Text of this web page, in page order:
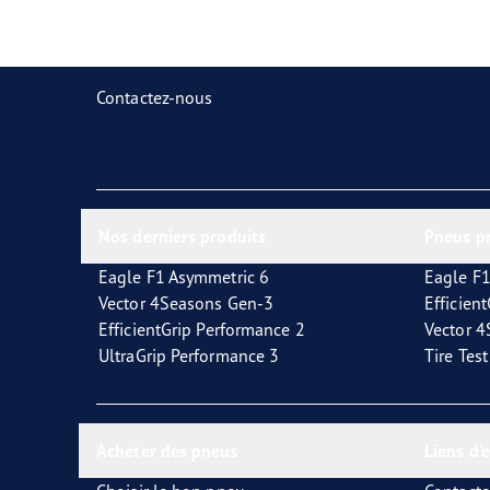
Contactez-nous
Eagle F1 Asymmetric 6
Vector 4Seasons Gen-3
EfficientGrip Performance 2
UltraGrip Performance 3
Eagle
Vector
Tire